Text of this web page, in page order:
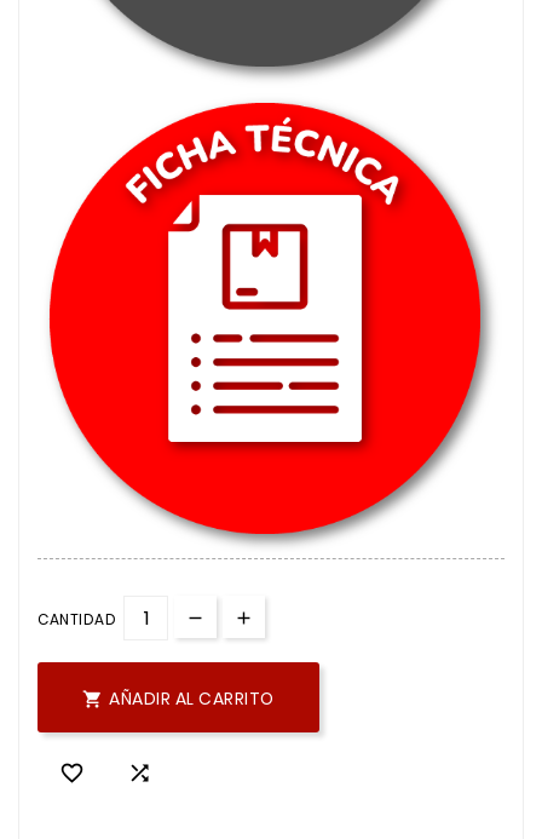
CANTIDAD
 AÑADIR AL CARRITO
 